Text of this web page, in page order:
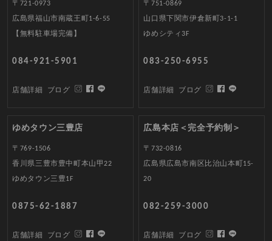
〒721-0973
広島県福山市南蔵王町1-6-55
【無料駐車場完備】
084-921-5901
店舗詳細 ブログ
〒751-0869
山口県下関市伊倉新町3-1-1
ゆめシティ3F
083-250-6955
店舗詳細 ブログ
ゆめタウン三豊店
〒769-1506
香川県三豊市豊中町本山甲22
ゆめタウン三豊1F
0875-62-1887
店舗詳細 ブログ
広島本店＜完全予約制＞
〒732-0816
広島県広島市南区比治山本町15-
20
082-259-3000
店舗詳細 ブログ